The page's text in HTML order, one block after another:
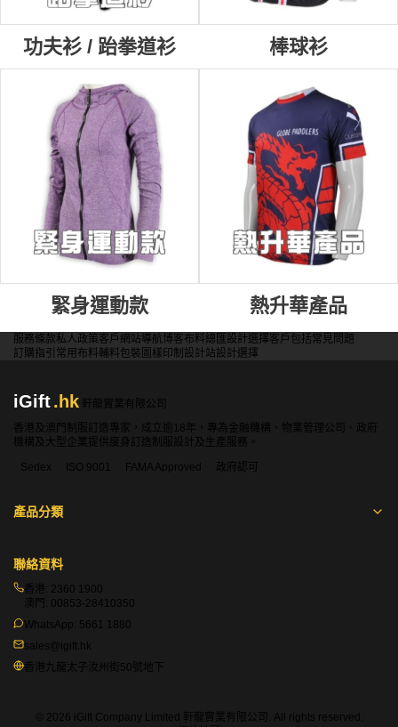
功夫衫 / 跆拳道衫 棒球衫
緊身運動款 熱升華產品
服務條款私人政策客戶 網站導航博客布料總匯設計選擇客戶包括常見問題
訂購指引 常用布料輔料包裝 圖樣印制 設計站設計選擇
iGift.hk
軒龍實業有限公司
香港及澳門制服訂造專家，成立逾18年，專為金融機構、物業管理公司、政府
機構及大型企業提供度身訂造制服設計及生產服務。
Sedex
ISO 9001 FAMA Approved 政府認可
產品分類
聯絡資料
香港: 2360 1900
澳門: 00853-28410350
WhatsApp: 5661 1880
sales@igift.hk
香港九龍太子汝州街50號地下
© 2026 iGift Company Limited 軒龍實業有限公司. All rights reserved.